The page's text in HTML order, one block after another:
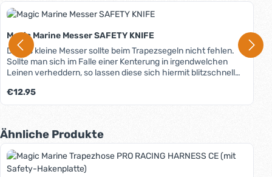
Magic Marine Messer SAFETY KNIFE
Dieses kleine Messer sollte beim Trapezsegeln nicht fehlen.
Sollte man sich im Falle einer Kenterung in irgendwelchen
Leinen verheddern, so lassen diese sich hiermit blitzschnell
Schwimmweste oder Trapezhose.
Regulärer Preis:
€12.95
Produktgalerie überspringen
Ähnliche Produkte